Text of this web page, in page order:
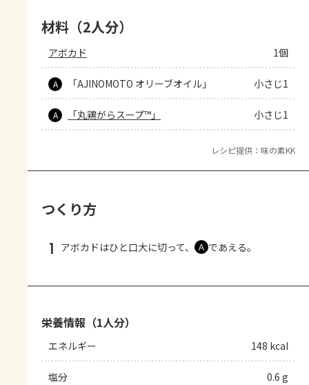
材料（2人分）
アボカド 1個
A 「AJINOMOTO オリーブオイル」 小さじ1
A 「丸鶏がらスープ™」 小さじ1
レシピ提供：味の素KK
つくり方
1 アボカドはひと口大に切って、 Ａ であえる。
栄養情報（1人分）
エネルギー 148 kcal
塩分 0.6 g